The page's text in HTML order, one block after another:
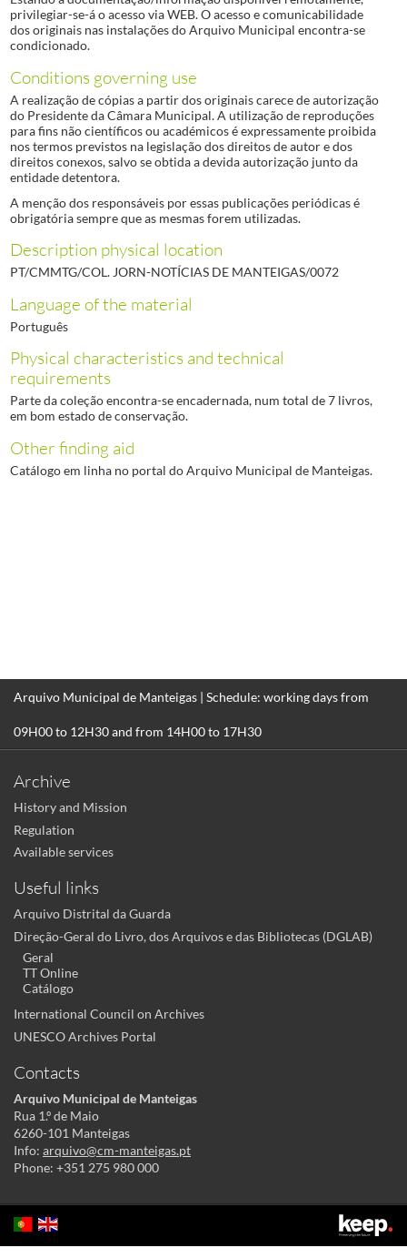
privilegiar-se-á o acesso via WEB. O acesso e comunicabilidade
dos originais nas instalações do Arquivo Municipal encontra-se
condicionado.
Conditions governing use
A realização de cópias a partir dos originais carece de autorização
do Presidente da Câmara Municipal. A utilização de reproduções
para fins não científicos ou académicos é expressamente proibida
nos termos previstos na legislação dos direitos de autor e dos
direitos conexos, salvo se obtida a devida autorização junto da
entidade detentora.
A menção dos responsáveis por essas publicações periódicas é
obrigatória sempre que as mesmas forem utilizadas.
Description physical location
PT/CMMTG/COL. JORN-NOTÍCIAS DE MANTEIGAS/0072
Language of the material
Português
Physical characteristics and technical
requirements
Parte da coleção encontra-se encadernada, num total de 7 livros,
em bom estado de conservação.
Other finding aid
Catálogo em linha no portal do Arquivo Municipal de Manteigas.
Arquivo Municipal de Manteigas | Schedule: working days from
09H00 to 12H30 and from 14H00 to 17H30
Archive
History and Mission
Regulation
Available services
Useful links
Arquivo Distrital da Guarda
Direção-Geral do Livro, dos Arquivos e das Bibliotecas (DGLAB)
Geral
TT Online
Catálogo
International Council on Archives
UNESCO Archives Portal
Contacts
Arquivo Municipal de Manteigas
Rua 1.º de Maio
6260-101 Manteigas
Info: arquivo@cm-manteigas.pt
Phone: +351 275 980 000